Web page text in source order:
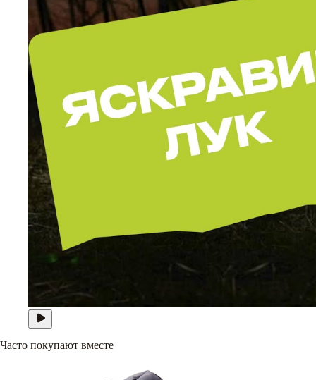
Часто покупают вместе